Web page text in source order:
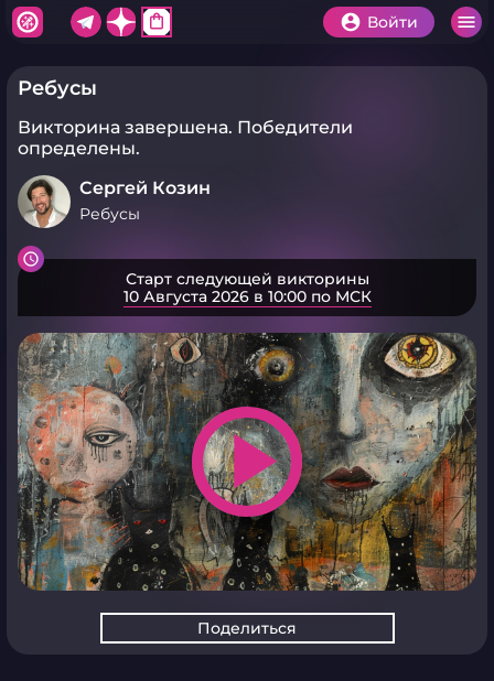
shopping_bag Войти
Ребусы
Викторина завершена. Победители
определены.
Сергей Козин
Ребусы
Старт следующей викторины
10 Августа 2026 в 10:00 по МСК
play_arrow
Поделиться